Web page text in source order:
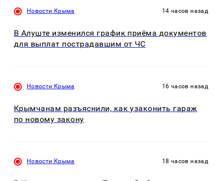
Новости Крыма 14 часов назад
В Алуште изменился график приёма документов
для выплат пострадавшим от ЧС
Новости Крыма 16 часов назад
Крымчанам разъяснили, как узаконить гараж
по новому закону
Новости Крыма 18 часов назад